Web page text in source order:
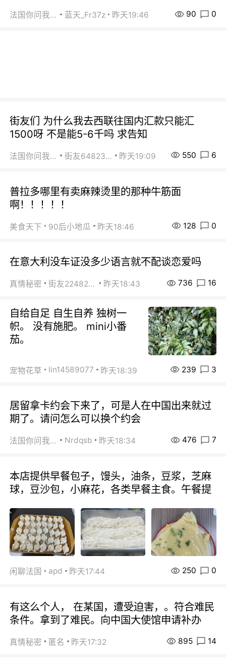
法国你问我答 蓝天_Fr37z 昨天19:46 90 0
街友们 为什么我去西联往国内汇款只能汇
1500呀 不是能5-6千吗 求告知
法国你问我答 街友64823891 昨天19:09 550 6
普拉多哪里有卖麻辣烫里的那种牛筋面
啊！！！！！
美食天下 90后小地瓜 昨天18:46 128 0
在意大利没车证没多少语言就不配谈恋爱吗
真情秘密 街友22482465 昨天18:43 736 16
自给自足 自生自养 独树一
帜。 没有施肥。 mini小番
茄。
宠物花草 lin14589077 昨天18:39 239 3
居留拿卡约会下来了，可是人在中国出来就过
期了。请问怎么可以换个约会
法国你问我答 Nrdqsb 昨天18:34 476 7
本店提供早餐包子，馒头，油条，豆浆，芝麻
球，豆沙包，小麻花，各类早餐主食。午餐提
闲聊法国 apd 昨天17:44 250 0
有这么个人， 在某国，遭受迫害，。符合难民
条件。拿到了难民。向中国大使馆申请补办
真情秘密 匿名 昨天17:32 895 14